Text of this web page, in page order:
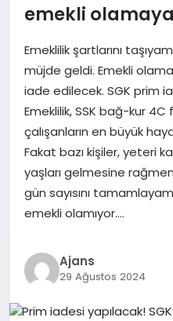
EKONOMI
MAGAZIN
SAĞLIK
SIYASET
SPOR
TEKNOLOJI
YAŞAM
emekli
Emeklilik şartlarını
müjde geldi. Emekli
iade edilecek. SGK prim
Emeklilik, SSK bağ-kur
çalışanların en büyük
Fakat bazı kişiler, yeteri
yaşları gelmesine
gün sayısını
emekli olamıyor….
Ajans
29 Ağustos 2024